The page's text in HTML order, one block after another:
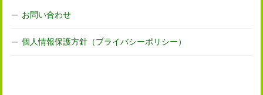
お問い合わせ
個人情報保護方針（プライバシーポリシー）